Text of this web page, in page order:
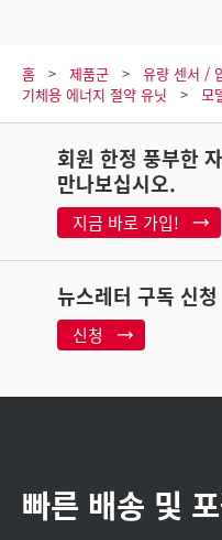
홈 제품군 유량 센서 /
기체용 에너지 절약 유닛
모
회원 한정 풍부한
만나보십시오.
지금 바로 가입!
뉴스레터 구독 신청
신청
빠른 배송 및